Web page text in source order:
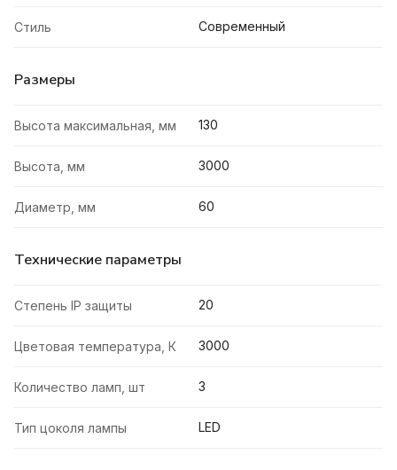
Стиль Современный
Размеры
Высота максимальная, мм 130
Высота, мм 3000
Диаметр, мм 60
Технические параметры
Степень IP защиты 20
Цветовая температура, К 3000
Количество ламп, шт 3
Тип цоколя лампы LED